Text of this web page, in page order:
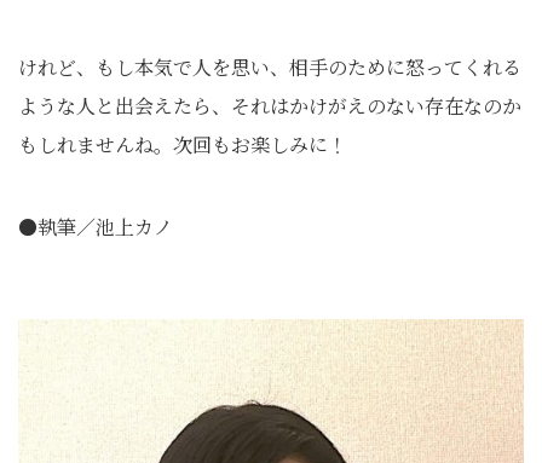
けれど、もし本気で人を思い、相手のために怒ってくれる
ような人と出会えたら、それはかけがえのない存在なのか
もしれませんね。次回もお楽しみに！
●執筆／池上カノ